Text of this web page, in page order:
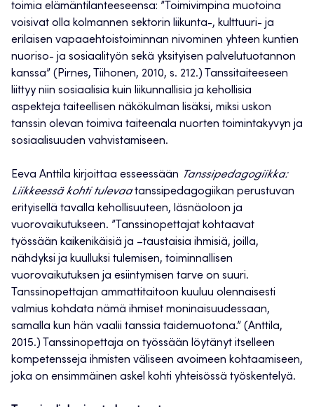
toimia elämäntilanteeseensa: ”Toimivimpina muotoina
voisivat olla kolmannen sektorin liikunta-, kulttuuri- ja
erilaisen vapaaehtoistoiminnan nivominen yhteen kuntien
nuoriso- ja sosiaalityön sekä yksityisen palvelutuotannon
kanssa” (Pirnes, Tiihonen, 2010, s. 212.) Tanssitaiteeseen
liittyy niin sosiaalisia kuin liikunnallisia ja kehollisia
aspekteja taiteellisen näkökulman lisäksi, miksi uskon
tanssin olevan toimiva taiteenala nuorten toimintakyvyn ja
sosiaalisuuden vahvistamiseen.
Eeva Anttila kirjoittaa esseessään Tanssipedagogiikka:
Liikkeessä kohti tulevaatanssipedagogiikan perustuvan
erityisellä tavalla kehollisuuteen, läsnäoloon ja
vuorovaikutukseen. ”Tanssinopettajat kohtaavat
työssään kaikenikäisiä ja –taustaisia ihmisiä, joilla,
nähdyksi ja kuulluksi tulemisen, toiminnallisen
vuorovaikutuksen ja esiintymisen tarve on suuri.
Tanssinopettajan ammattitaitoon kuuluu olennaisesti
valmius kohdata nämä ihmiset moninaisuudessaan,
samalla kun hän vaalii tanssia taidemuotona.” (Anttila,
2015.) Tanssinopettaja on työssään löytänyt itselleen
kompetensseja ihmisten väliseen avoimeen kohtaamiseen,
joka on ensimmäinen askel kohti yhteisössä työskentelyä.